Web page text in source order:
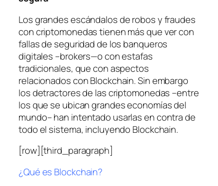
Los grandes escándalos de robos y fraudes
con criptomonedas tienen más que ver con
fallas de seguridad de los banqueros
digitales –brokers—o con estafas
tradicionales, que con aspectos
relacionados con Blockchain. Sin embargo
los detractores de las criptomonedas –entre
los que se ubican grandes economías del
mundo– han intentado usarlas en contra de
todo el sistema, incluyendo Blockchain.
[row][third_paragraph]
¿Qué es Blockchain?